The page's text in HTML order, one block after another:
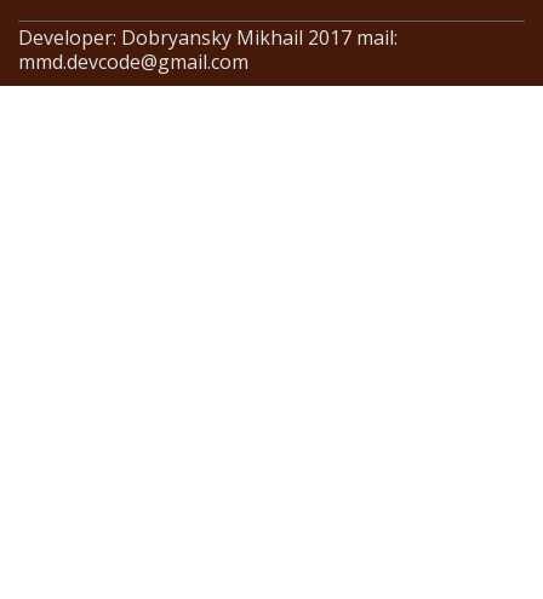
Developer: Dobryansky Mikhail 2017 mail:
mmd.devcode@gmail.com